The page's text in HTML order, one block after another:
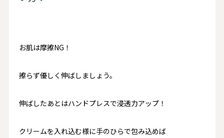
お肌は摩擦NG！
擦らず優しく伸ばしましょう。
伸ばしたあとはハンドプレスで浸透力アップ！
クリームを入れ込む様に手のひらで包み込めば